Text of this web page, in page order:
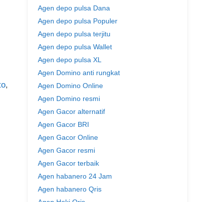
,
Agen depo pulsa Dana
Agen depo pulsa Populer
Agen depo pulsa terjitu
Agen depo pulsa Wallet
Agen depo pulsa XL
Agen Domino anti rungkat
Agen Domino Online
Agen Domino resmi
Agen Gacor alternatif
Agen Gacor BRI
Agen Gacor Online
Agen Gacor resmi
Agen Gacor terbaik
Agen habanero 24 Jam
Agen habanero Qris